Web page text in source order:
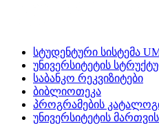
სტუდენტური სისტემა
უნივერსიტეტის
საბანკო რეკვიზიტები
ბიბლიოთეკა
პროგრამების
უნივერსიტეტის